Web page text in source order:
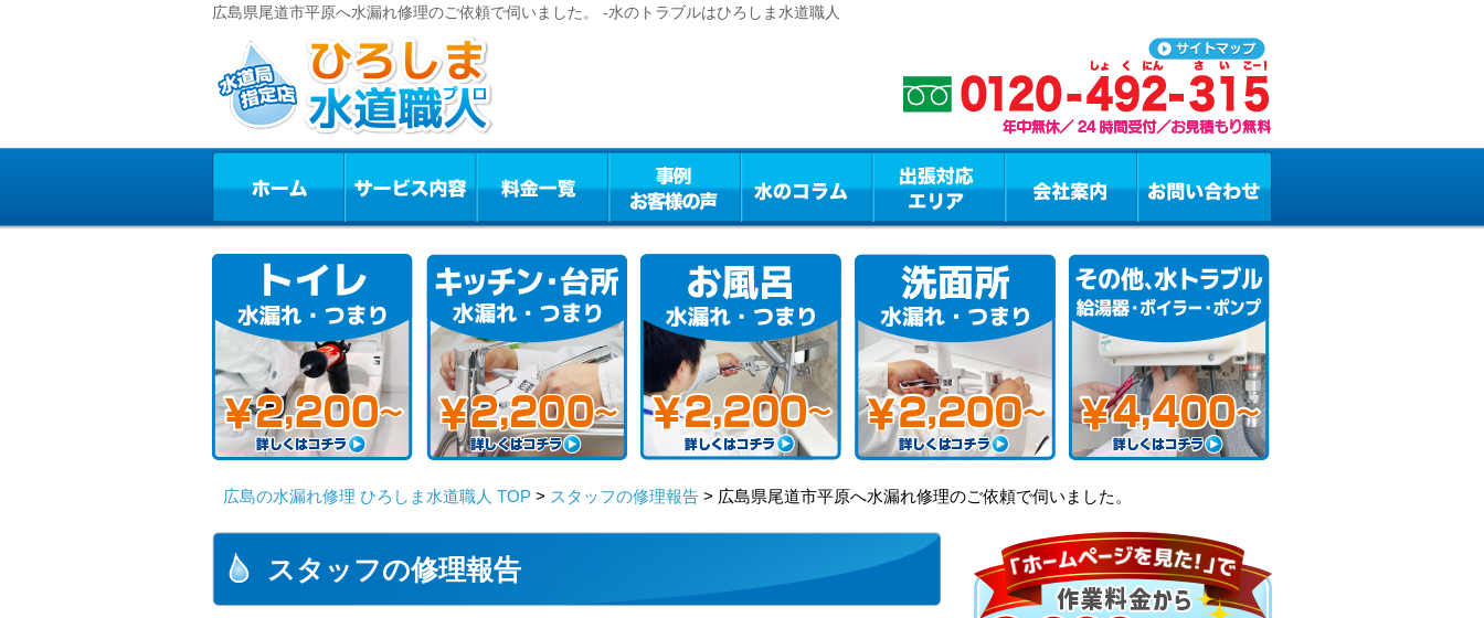
広島県尾道市平原へ水漏れ修理のご依頼で伺いました。 -水のトラブルはひろしま水道職人
広島の水漏れ修理 ひろしま水道職人 TOP > スタッフの修理報告 > 広島県尾道市平原へ水漏れ修理のご依頼で伺いました。
スタッフの修理報告